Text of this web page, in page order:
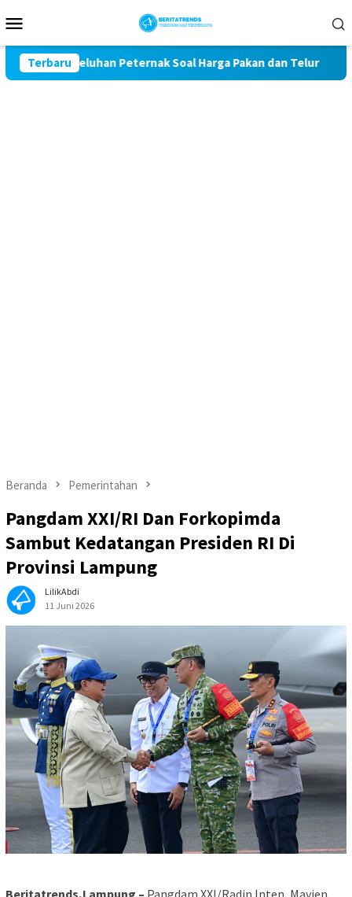
ke
Mobile
Terbaru
Keluhan Peternak Soal Harga Pakan dan Telur
Beranda Pemerintahan
Pangdam XXI/RI Dan Forkopimda
Sambut Kedatangan Presiden RI Di
Provinsi Lampung
LilikAbdi
11 Juni 2026
Beritatrends,Lampung – Pangdam XXI/Radin Inten, Mayjen